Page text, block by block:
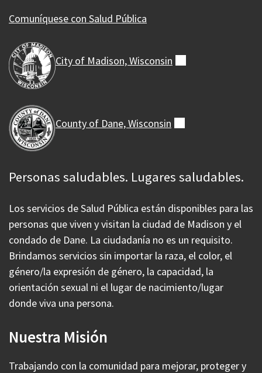
Comuníquese con Salud Pública
City of Madison,Wisconsin
County of Dane,Wisconsin
Personas saludables. Lugares saludables.
Los servicios de Salud Pública están disponibles para las
personas que viven y visitan la ciudad de Madison y el
condado de Dane. La ciudadanía no es un requisito.
Brindamos servicios sin importar la raza, el color, el
género/la expresión de género, la capacidad, la
orientación sexual ni el lugar de nacimiento/lugar
donde viva una persona.
Nuestra Misión
Trabajando con la comunidad para mejorar, proteger y